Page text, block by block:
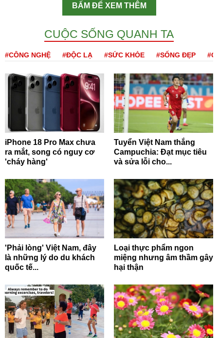
BẤM ĐỂ XEM THÊM
CUỘC SỐNG QUANH TA
#CÔNG NGHỆ #ĐỘC LẠ #SỨC KHỎE #SỐNG ĐẸP
iPhone 18 Pro Max chưa
ra mắt, song có nguy cơ
'cháy hàng'
Tuyển Việt Nam thắng
Campuchia: Đạt mục tiêu
và sửa lỗi cho...
'Phải lòng' Việt Nam, đây
là những lý do du khách
quốc tế...
Loại thực phẩm ngon
miệng nhưng âm thầm gây
hại thận